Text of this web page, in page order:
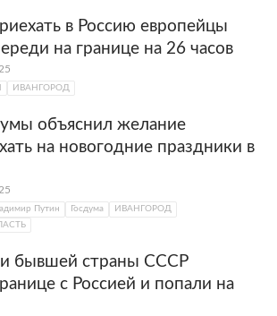
в Россию европейцы
на границе на 26 часов
ИВАНГОРОД
объяснил желание
на новогодние праздники в
Путин Госдума
ИВАНГОРОД
бывшей страны СССР
с Россией и попали на